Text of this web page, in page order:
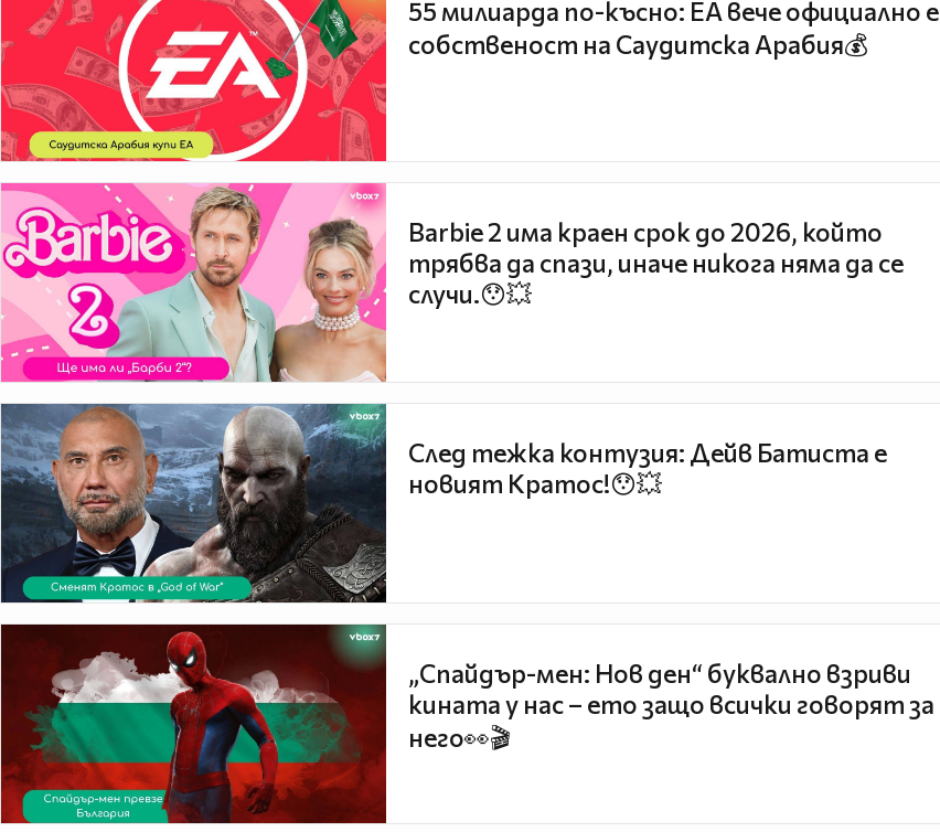
55 милиарда по-късно: EA вече официално е
собственост на Саудитска Арабия💰
Barbie 2 има краен срок до 2026, който
трябва да спази, иначе никога няма да се
случи.😯💥
След тежка контузия: Дейв Батиста е
новият Кратос!😯💥
„Спайдър-мен: Нов ден“ буквално взриви
кината у нас – ето защо всички говорят за
него👀🎬